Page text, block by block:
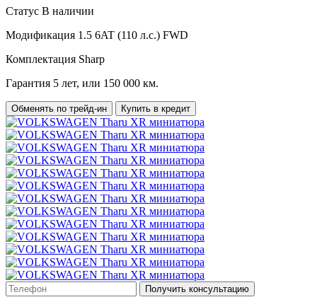
Статус В наличии
Модификация 1.5 6AT (110 л.с.) FWD
Комплектация Sharp
Гарантия 5 лет, или 150 000 км.
Обменять по трейд-ин Купить в кредит
Получить консультацию